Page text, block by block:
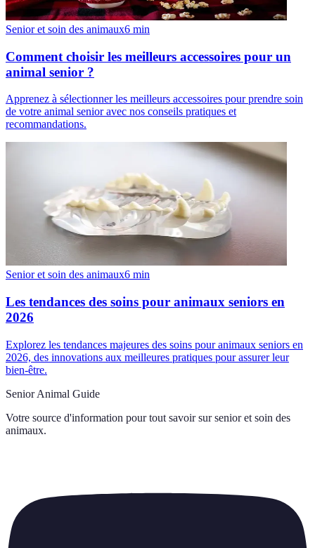
Senior et soin des animaux6 min
Comment choisir les meilleurs accessoires pour un
animal senior ?
Apprenez à sélectionner les meilleurs accessoires pour prendre soin
de votre animal senior avec nos conseils pratiques et
recommandations.
Senior et soin des animaux6 min
Les tendances des soins pour animaux seniors en
2026
Explorez les tendances majeures des soins pour animaux seniors en
2026, des innovations aux meilleures pratiques pour assurer leur
bien-être.
Senior Animal Guide
Votre source d'information pour tout savoir sur senior et soin des
animaux.